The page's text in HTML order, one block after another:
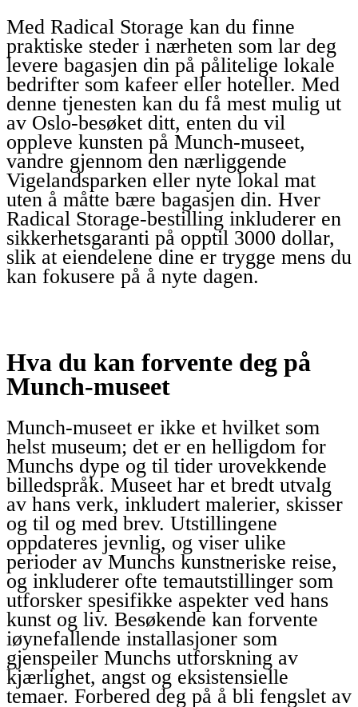
Med Radical Storage kan du finne
praktiske steder i nærheten som lar deg
levere bagasjen din på pålitelige lokale
bedrifter som kafeer eller hoteller. Med
denne tjenesten kan du få mest mulig ut
av Oslo-besøket ditt, enten du vil
oppleve kunsten på Munch-museet,
vandre gjennom den nærliggende
Vigelandsparken eller nyte lokal mat
uten å måtte bære bagasjen din. Hver
Radical Storage-bestilling inkluderer en
sikkerhetsgaranti på opptil 3000 dollar,
slik at eiendelene dine er trygge mens du
kan fokusere på å nyte dagen.
Hva du kan forvente deg på
Munch-museet
Munch-museet er ikke et hvilket som
helst museum; det er en helligdom for
Munchs dype og til tider urovekkende
billedspråk. Museet har et bredt utvalg
av hans verk, inkludert malerier, skisser
og til og med brev. Utstillingene
oppdateres jevnlig, og viser ulike
perioder av Munchs kunstneriske reise,
og inkluderer ofte temautstillinger som
utforsker spesifikke aspekter ved hans
kunst og liv. Besøkende kan forvente
iøynefallende installasjoner som
gjenspeiler Munchs utforskning av
kjærlighet, angst og eksistensielle
temaer. Forbered deg på å bli fengslet av